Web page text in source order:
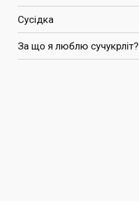
Сусідка
За що я люблю сучукрліт?